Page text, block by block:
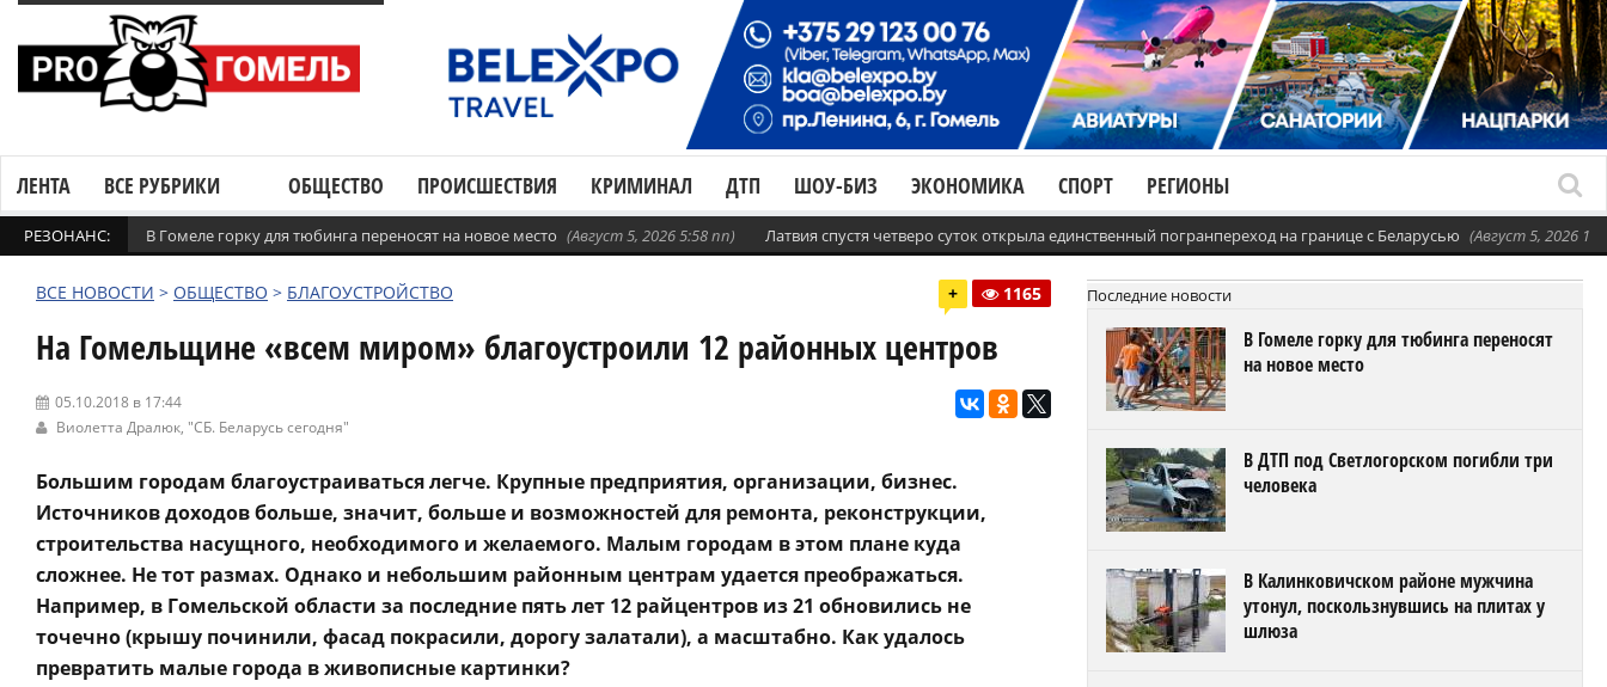
ЛЕНТА ВСЕ РУБРИКИ ОБЩЕСТВО ПРОИСШЕСТВИЯ КРИМИНАЛ ДТП ШОУ-БИЗ ЭКОНОМИКА СПОРТ РЕГИОНЫ
РЕЗОНАНС: В Гомеле горку для тюбинга переносят на новое место (Август 5, 2026 5:58 пп) Латвия спустя четверо суток открыла единственный погранпереход на границе с Беларусью (Август 5, 2026
ВСЕ НОВОСТИ > ОБЩЕСТВО > БЛАГОУСТРОЙСТВО + 1165
На Гомельщине «всем миром» благоустроили 12 районных центров
05.10.2018 в 17:44
Виолетта Дралюк, "СБ. Беларусь сегодня"
Большим городам благоустраиваться легче. Крупные предприятия, организации, бизнес.
Источников доходов больше, значит, больше и возможностей для ремонта, реконструкции,
строительства насущного, необходимого и желаемого. Малым городам в этом плане куда
сложнее. Не тот размах. Однако и небольшим районным центрам удается преображаться.
Например, в Гомельской области за последние пять лет 12 райцентров из 21 обновились не
точечно (крышу починили, фасад покрасили, дорогу залатали), а масштабно. Как удалось
превратить малые города в живописные картинки?
Последние новости
В Гомеле горку для тюбинга переносят
на новое место
В ДТП под Светлогорском погибли три
человека
В Калинковичском районе мужчина
утонул, поскользнувшись на плитах у
шлюза